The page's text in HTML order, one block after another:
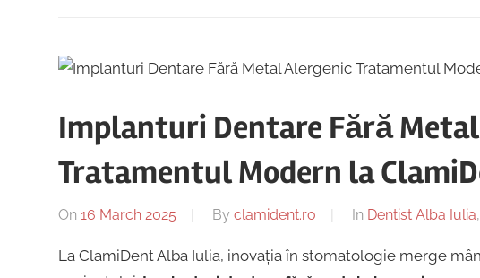
Clami
Dent
Alba
Iulia
Tratamentul
Endodonție
,Implant
dentar,
Copii,
Implanturi Dentare Fără
Tratamentul Modern la
On 16 March 2025 By clamident.ro In Dentist Alba Iulia,
La ClamiDent Alba Iulia, inovația în stomatologie merge